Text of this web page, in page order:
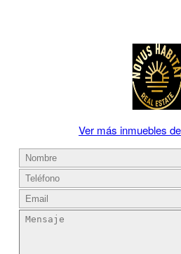
Ver más inmuebles